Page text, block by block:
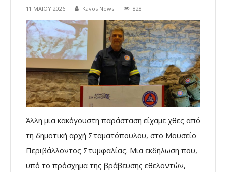
11 ΜΑΪ́ΟΥ 2026 Kavos News 828
Άλλη μια κακόγουστη παράσταση είχαμε χθες από
τη δημοτική αρχή Σταματόπουλου, στο Μουσείο
Περιβάλλοντος Στυμφαλίας. Μια εκδήλωση που,
υπό το πρόσχημα της βράβευσης εθελοντών,